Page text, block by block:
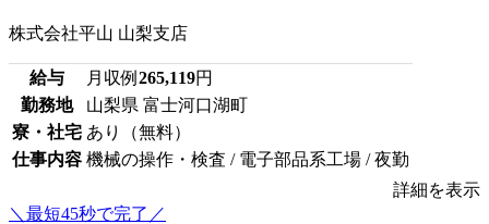
株式会社平山 山梨支店
給与 月収例 265,119円
勤務地
山梨県 富士河口湖町
寮・社宅 あり（無料）
仕事内容 機械の操作・検査 / 電子部品系工場 / 夜勤
詳細を表示
＼最短45秒で完了／